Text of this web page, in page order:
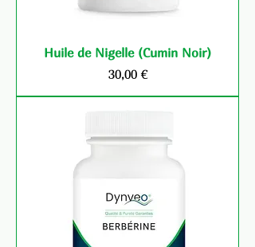
Huile de Nigelle (Cumin Noir)
Prix
30,00 €